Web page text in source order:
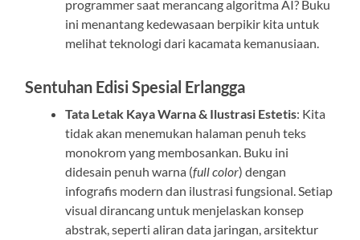
programmer saat merancang algoritma AI? Buku
ini menantang kedewasaan berpikir kita untuk
melihat teknologi dari kacamata kemanusiaan.
Sentuhan Edisi Spesial Erlangga
Tata Letak Kaya Warna & Ilustrasi Estetis: Kita
tidak akan menemukan halaman penuh teks
monokrom yang membosankan. Buku ini
didesain penuh warna (full color) dengan
infografis modern dan ilustrasi fungsional. Setiap
visual dirancang untuk menjelaskan konsep
abstrak, seperti aliran data jaringan, arsitektur